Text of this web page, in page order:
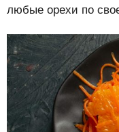
любые орехи по